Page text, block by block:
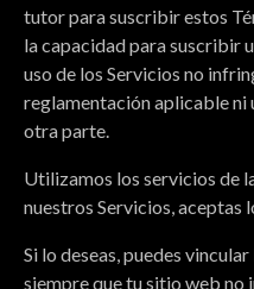
tutor para suscribir estos
la capacidad para suscribir
uso de los Servicios no
reglamentación aplicable ni
otra parte.
Utilizamos los servicios de
nuestros Servicios, aceptas
Si lo deseas, puedes
siempre que tu sitio web no